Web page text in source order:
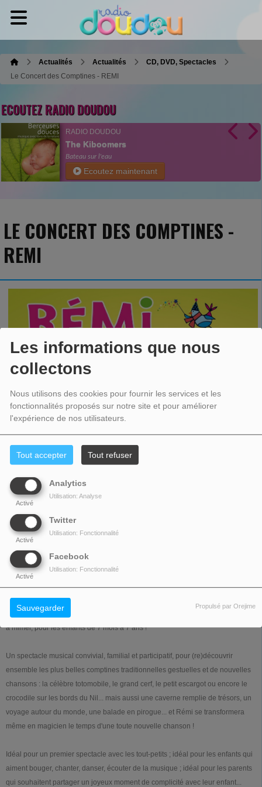
Les informations que nous
collectons
Nous utilisons des cookies pour fournir les services et les
fonctionnalités proposés sur notre site et pour améliorer
l'expérience de nos utilisateurs.
Tout accepter Tout refuser
Analytics
Activé
Utilisation: Analyse
Twitter
Activé
Utilisation: Fonctionnalité
Facebook
Activé
Utilisation: Fonctionnalité
Sauvegarder Propulsé par Orejime
Actualités Actualités
CD, DVD, Spectacles
Le Concert des Comptines - REMI
ECOUTEZ RADIO DOUDOU
RADIO DOUDOU
The Kiboomers
Bateau sur l'eau
Ecoutez maintenant
LE CONCERT DES COMPTINES -
REMI
En tournée dans toute la France. Dates et villes :
Tournée anniversaire : les 30 ans de carrière de REMI !
Voici le tout nouveau spectacle de Rémi, LE concert de chansons et comptines
à mimer, pour les enfants de 7 mois à 7 ans !
Un spectacle musical convivial, familial et participatif, pour (re)découvrir
ensemble les plus belles comptines traditionnelles gestuelles et de nouvelles
chansons : la célèbre totomobile, le grand cerf, le petit escargot ou encore le
crocodile sur les bords du Nil... mais aussi une caverne remplie de trésors, un
voyage autour du monde, une balade en pirogue... et Rémi se transformera
même en magicien le temps d'une toute nouvelle chanson !
Idéal pour un premier spectacle avec les tout-petits ; idéal pour les enfants qui
aiment bouger, chanter, danser, écouter de la musique ; idéal pour les parents
qui souhaitent partager un joyeux moment de complicité avec leur enfant...